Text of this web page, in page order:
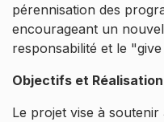
pérennisation des
encourageant un
responsabilité et le
Objectifs et Réalisation
Le projet vise à